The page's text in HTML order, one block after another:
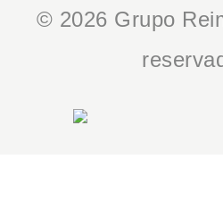
© 2026 Grupo